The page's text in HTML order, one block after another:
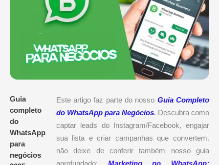
Guia
completo
do
WhatsApp
para
negócios
Este artigo faz parte do nosso Guia Completo
do WhatsApp para Negócios. Descubra como
captar leads do Instagram/Facebook, engajar
sua lista e criar campanhas que convertem.
não deixe de conferir também nosso guia